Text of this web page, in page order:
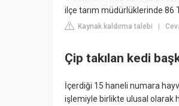
ilçe tarım müdürlüklerinde 86
Kaynak kaldırma talebi |
Çip takılan kedi
İçerdiği 15 haneli numara
işlemiyle birlikte ulusal olarak